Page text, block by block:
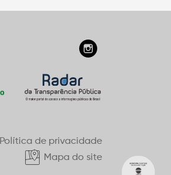
Política de privacidade
Mapa do site